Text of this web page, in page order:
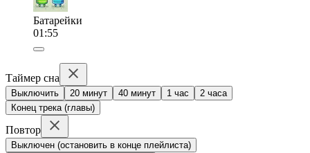
Батарейки
01:55
Таймер сна
Выключить 20 минут 40 минут 1 час
2 часа
Конец трека (главы)
Повтор
Выключен (остановить в конце плейлиста)